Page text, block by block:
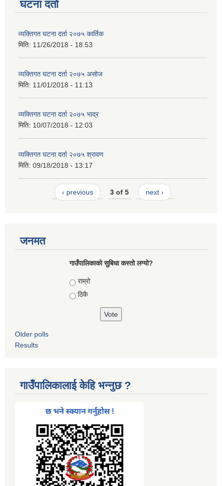
घटना दर्ता
व्यक्तिगत घटना दर्ता २०७५ कार्तिक
मिति: 11/26/2018 - 18:53
व्यक्तिगत घटना दर्ता २०७५ असोज
मिति: 11/01/2018 - 11:13
व्यक्तिगत घटना दर्ता २०७५ भाद्र
मिति: 10/07/2018 - 12:03
व्यक्तिगत घटना दर्ता २०७५ श्रावण
मिति: 09/18/2018 - 13:17
‹ previous 3 of 5 next ›
जनमत
गाउँपालिकाको सुबिधा कस्तो लग्यो?
Choices
राम्रो
ठिकै
Older polls
Results
गाउँपालिकालाई केहि भन्नुछ ?